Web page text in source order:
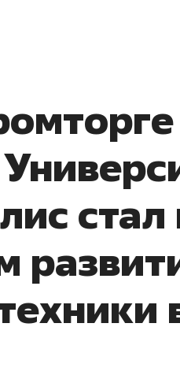
бизнес может
минимум
выйти на зарубежные
Оман?